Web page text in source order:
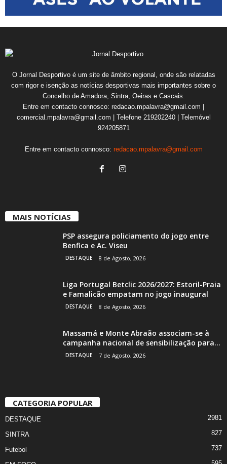
O Jornal Desportivo é um site de âmbito regional, onde são relatadas
com rigor e isenção as notícias desportivas mais importantes sobre o
Concelho de Amadora, Sintra, Oeiras e Cascais.
Entre em contacto connosco: redacao.mpalavra@gmail.com |
comercial.mpalavra@gmail.com | Telefone 219202240 | Telemóvel
924205871
Entre em contacto connosco: redacao.mpalavra@gmail.com
MAIS NOTÍCIAS
PSP assegura policiamento do jogo entre
Benfica e Ac. Viseu
DESTAQUE 8 de Agosto, 2026
Liga Portugal Betclic 2026/2027: Estoril-Praia
e Famalicão empatam no jogo inaugural
DESTAQUE 8 de Agosto, 2026
Massamá e Monte Abraão associam-se à
campanha nacional de sensibilização para...
DESTAQUE 7 de Agosto, 2026
CATEGORIA POPULAR
DESTAQUE 2981
SINTRA 827
Futebol 737